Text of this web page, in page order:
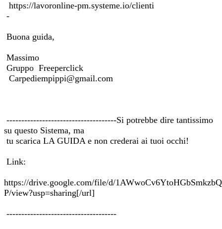
https://lavoronline-pm.systeme.io/clienti
-
Buona guida,
Massimo
Gruppo Freeperclick
Carpediempippi@gmail.com
-------------------------------------Si potrebbe dire tantissimo
su questo Sistema, ma
tu scarica LA GUIDA e non crederai ai tuoi occhi!
Link:
https://drive.google.com/file/d/
P/view?usp=sharing[/url]
-------------------------------------